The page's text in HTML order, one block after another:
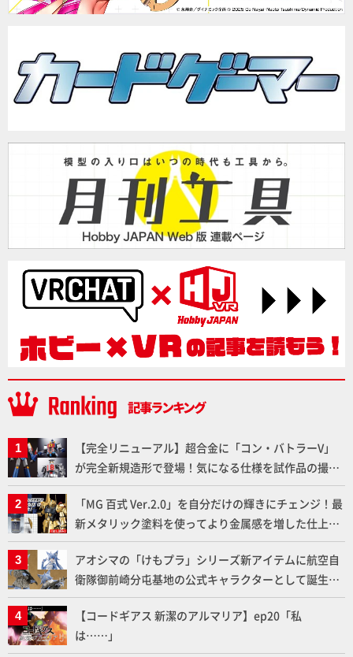
【完全リニューアル】超合金に「コン・バトラーV」
が完全新規造形で登場！気になる仕様を試作品の撮り
下ろしでご紹介!!さらに「大鉄人17」＆「ワンエイ
ト」セット情報もお届け！【超合金の魂】
「MG 百式 Ver.2.0」を自分だけの輝きにチェンジ！最
新メタリック塗料を使ってより金属感を増した仕上が
りに!!【試し読み】
アオシマの「けもプラ」シリーズ新アイテムに航空自
衛隊御前崎分屯基地の公式キャラクターとして誕生し
た「おまねこ」が着任！けもプラ公式サイト限定版と
通常版の2ラインで発売！
【コードギアス 新潔のアルマリア】ep20「私
は……」